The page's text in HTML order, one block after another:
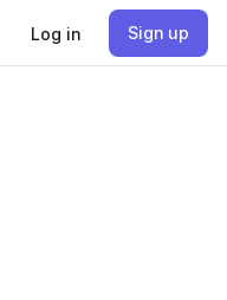
Log in Sign up